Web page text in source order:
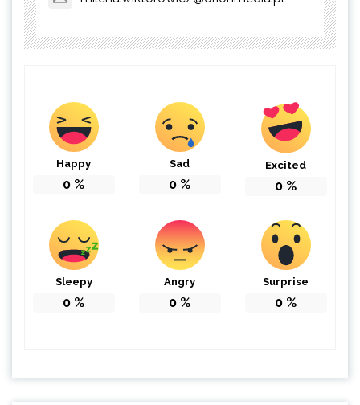
Happy
0 %
Sad
0 %
Excited
0 %
Sleepy
0 %
Angry
0 %
Surprise
0 %